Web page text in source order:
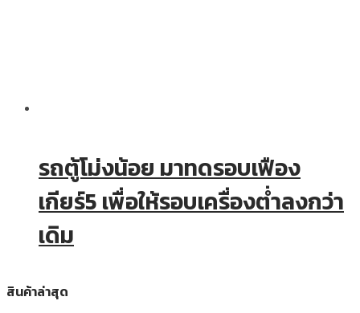
รถตู้โม่งน้อย มาทดรอบเฟือง
เกียร์5 เพื่อให้รอบเครื่องต่ำลงกว่า
เดิม
สินค้าล่าสุด